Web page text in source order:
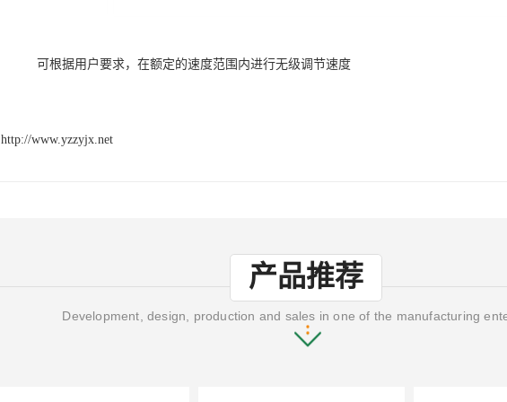
可根据用户要求，在额定的速度范围内进行无级调节速度
http://www.yzzyjx.net
产品推荐
Development, design, production and sales in one of the manufacturing